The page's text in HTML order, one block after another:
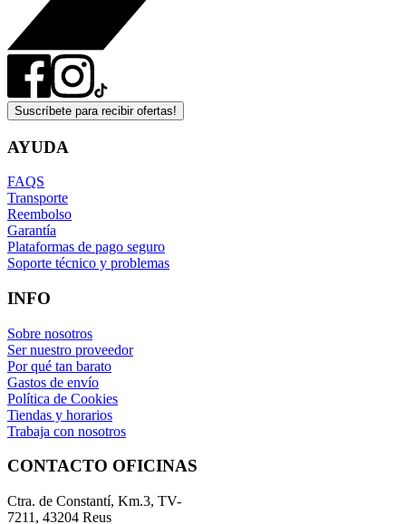
Suscríbete para recibir ofertas!
AYUDA
FAQS
Transporte
Reembolso
Garantía
Plataformas de pago seguro
Soporte técnico y problemas
INFO
Sobre nosotros
Ser nuestro proveedor
Por qué tan barato
Gastos de envío
Política de Cookies
Tiendas y horarios
Trabaja con nosotros
CONTACTO OFICINAS
Ctra. de Constantí, Km.3, TV-
7211, 43204 Reus